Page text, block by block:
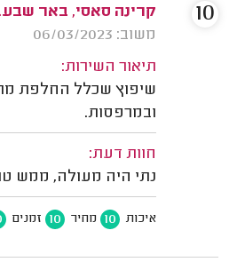
קרינה סאסי, באר שבע.
משוב: 06/03/2023
תיאור השירות:
שיפוץ שכלל החלפת
ובמרפסות.
חוות דעת:
נתי היה מעולה, ממש
איכות 10 מחיר 10 זמנים
10